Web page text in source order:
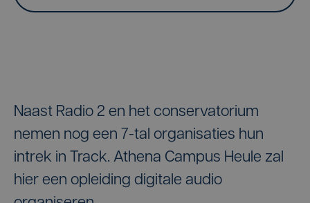
Naast Radio 2 en het conservatorium
nemen nog een 7-tal organisaties hun
intrek in Track. Athena Campus Heule zal
hier een opleiding digitale audio